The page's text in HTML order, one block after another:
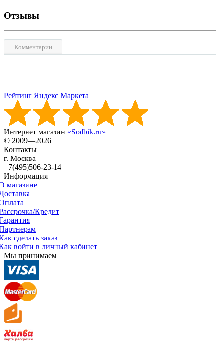
Отзывы
Комментарии
Рейтинг Яндекс Маркета
Интернет магазин «Sodbik.ru»
© 2009—2026
Контакты
г. Москва
+7(495)506-23-14
Информация
магазине
Кредит
сделать заказ
войти в личный кабинет
Мы принимаем